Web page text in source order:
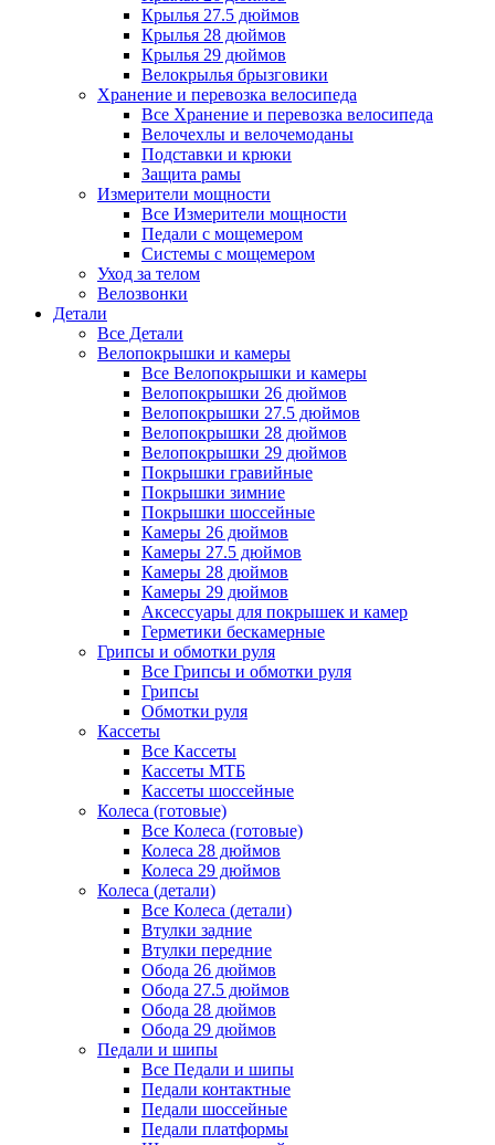
Крылья 27.5 дюймов
Крылья 28 дюймов
Крылья 29 дюймов
Велокрылья брызговики
Хранение и перевозка велосипеда
Все Хранение и перевозка велосипеда
Велочехлы и велочемоданы
Подставки и крюки
Защита рамы
Измерители мощности
Все Измерители мощности
Педали с мощемером
Системы с мощемером
Уход за телом
Велозвонки
Детали
Все Детали
Велопокрышки и камеры
Все Велопокрышки и камеры
Велопокрышки 26 дюймов
Велопокрышки 27.5 дюймов
Велопокрышки 28 дюймов
Велопокрышки 29 дюймов
Покрышки гравийные
Покрышки зимние
Покрышки шоссейные
Камеры 26 дюймов
Камеры 27.5 дюймов
Камеры 28 дюймов
Камеры 29 дюймов
Аксессуары для покрышек и камер
Герметики бескамерные
Грипсы и обмотки руля
Все Грипсы и обмотки руля
Грипсы
Обмотки руля
Кассеты
Все Кассеты
Кассеты МТБ
Кассеты шоссейные
Колеса (готовые)
Все Колеса (готовые)
Колеса 28 дюймов
Колеса 29 дюймов
Колеса (детали)
Все Колеса (детали)
Втулки задние
Втулки передние
Обода 26 дюймов
Обода 27.5 дюймов
Обода 28 дюймов
Обода 29 дюймов
Педали и шипы
Все Педали и шипы
Педали контактные
Педали шоссейные
Педали платформы